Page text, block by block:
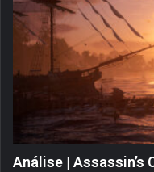
Análise | Assassin’s